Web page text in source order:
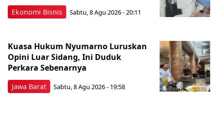
Ekonomi Bisnis Sabtu, 8 Agu 2026 - 20:11
Jawa Barat
Kuasa Hukum Nyumarno Luruskan
Opini Luar Sidang, Ini Duduk
Perkara Sebenarnya ​
Sabtu, 8 Agu 2026 - 19:58